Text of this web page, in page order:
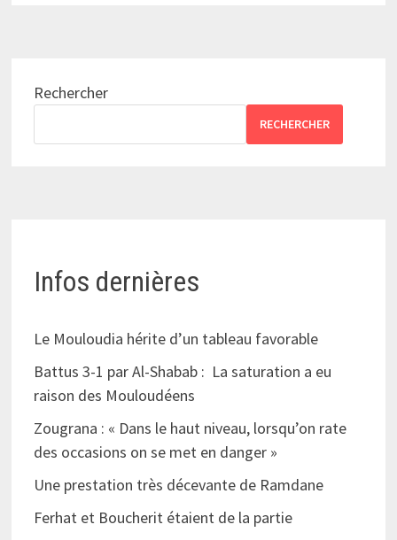
Rechercher
RECHERCHER
Infos dernières
Le Mouloudia hérite d’un tableau favorable
Battus 3-1 par Al-Shabab : La saturation a eu
raison des Mouloudéens
Zougrana : « Dans le haut niveau, lorsqu’on rate
des occasions on se met en danger »
Une prestation très décevante de Ramdane
Ferhat et Boucherit étaient de la partie